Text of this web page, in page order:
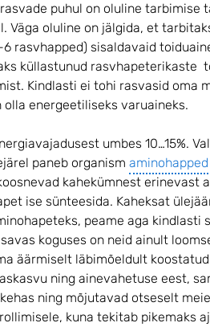
puhul on oluline tarbimise
Väga oluline on jälgida, et
rasvhapped) sisaldavaid
küllastunud rasvhapeterikaste
Kindlasti ei tohi rasvasid oma
energeetiliseks varuaineks.
umbes 10…15%.
paneb organismaminohapped
kahekümnest erinevast
ise sünteesida. Kaheksat
peame aga kindlasti
koguses on neid ainult
äärmiselt läbimõeldult
ning ainevahetuse eest,
ning mõjutavad otseselt
kuna tekitab pikemaks